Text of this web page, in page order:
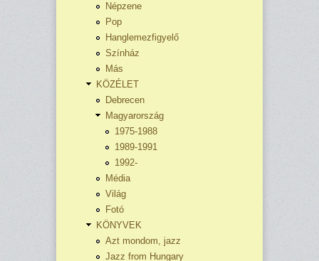
Népzene
Pop
Hanglemezfigyelő
Színház
Más
KÖZÉLET
Debrecen
Magyarország
1975-1988
1989-1991
1992-
Média
Világ
Fotó
KÖNYVEK
Azt mondom, jazz
Jazz from Hungary